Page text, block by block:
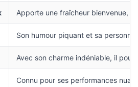
Apporte une fraîcheur bienvenue,
Son humour piquant et sa
Avec son charme indéniable, il
Connu pour ses performances